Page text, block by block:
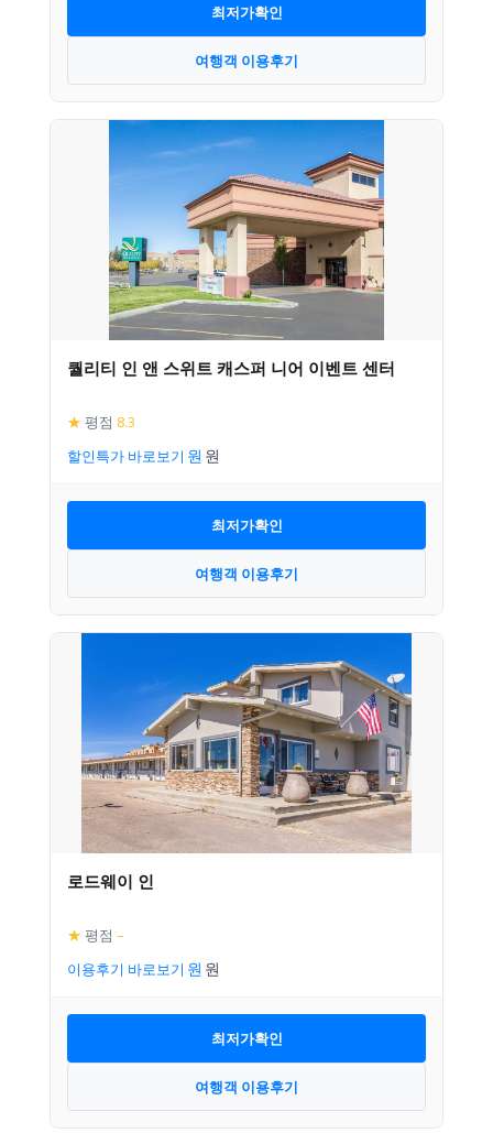
최저가확인
여행객 이용후기
퀄리티 인 앤 스위트 캐스퍼 니어 이벤트 센터
★ 평점 8.3
할인특가 바로보기
최저가확인
여행객 이용후기
로드웨이 인
★ 평점 –
이용후기 바로보기
최저가확인
여행객 이용후기